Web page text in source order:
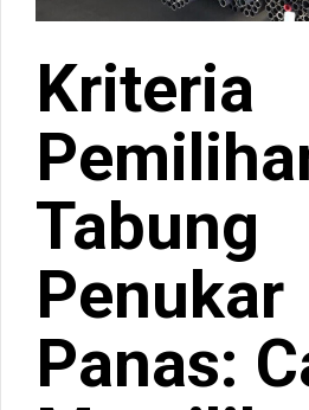
Kriteria
Tabung
Penukar
Panas: